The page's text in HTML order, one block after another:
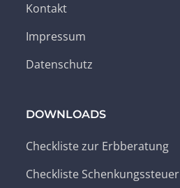
Kontakt
Impressum
Datenschutz
DOWNLOADS
Checkliste zur Erbberatung
Checkliste Schenkungssteuer